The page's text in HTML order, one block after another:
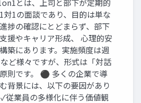
対1の面談であり、目的は単な
捗の確認にとどまらず、部下
援やキャリア形成、 心理的安
築にあります。実施頻度は週
ど様々ですが、形式は「対話
則です。 ⚫ 多くの企業で導
背景には、以下の要因があり
✓従業員の多様化に伴う価値観